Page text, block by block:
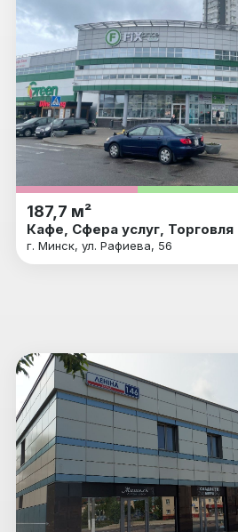
187,7 м²
Кафе, Сфера услуг, Торговля
г. Минск, ул. Рафиева, 56